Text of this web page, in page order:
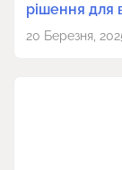
рішення для
20 Березня,